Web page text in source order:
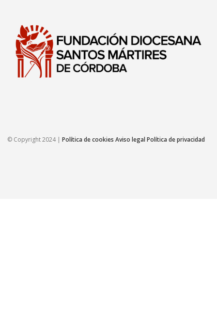
© Copyright 2024 | Política de cookies Aviso legalPolítica de privacidad